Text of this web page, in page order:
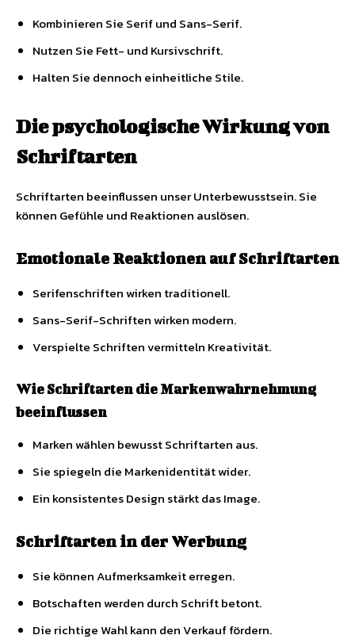
Kombinieren Sie Serif und Sans-Serif.
Nutzen Sie Fett- und Kursivschrift.
Halten Sie dennoch einheitliche Stile.
Die psychologische Wirkung von
Schriftarten
Schriftarten beeinflussen unser Unterbewusstsein. Sie
können Gefühle und Reaktionen auslösen.
Emotionale Reaktionen auf Schriftarten
Serifenschriften wirken traditionell.
Sans-Serif-Schriften wirken modern.
Verspielte Schriften vermitteln Kreativität.
Wie Schriftarten die Markenwahrnehmung
beeinflussen
Marken wählen bewusst Schriftarten aus.
Sie spiegeln die Markenidentität wider.
Ein konsistentes Design stärkt das Image.
Schriftarten in der Werbung
Sie können Aufmerksamkeit erregen.
Botschaften werden durch Schrift betont.
Die richtige Wahl kann den Verkauf fördern.